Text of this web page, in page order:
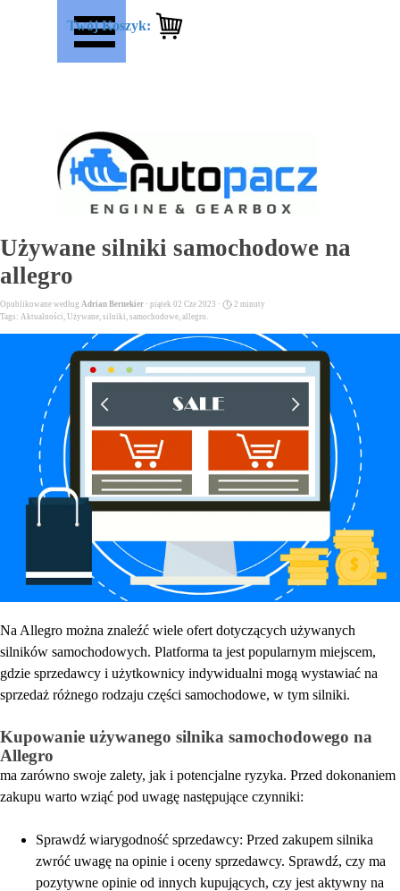
Twój Koszyk:
Używane silniki samochodowe na
allegro
Opublikowane według Adrian Bernekier · piątek 02 Cze 2023 ·
2 minuty
Tags: Aktualności, Używane, silniki, samochodowe, allegro.
Na Allegro można znaleźć wiele ofert dotyczących używanych
silników samochodowych. Platforma ta jest popularnym miejscem,
gdzie sprzedawcy i użytkownicy indywidualni mogą wystawiać na
sprzedaż różnego rodzaju części samochodowe, w tym silniki.
Kupowanie używanego silnika samochodowego na
Allegro
ma zarówno swoje zalety, jak i potencjalne ryzyka. Przed dokonaniem
zakupu warto wziąć pod uwagę następujące czynniki:
Sprawdź wiarygodność sprzedawcy: Przed zakupem silnika
zwróć uwagę na opinie i oceny sprzedawcy. Sprawdź, czy ma
pozytywne opinie od innych kupujących, czy jest aktywny na